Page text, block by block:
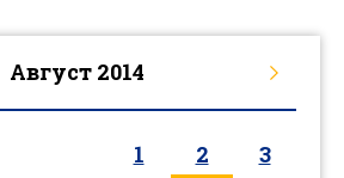
Август 2014
1 2
3